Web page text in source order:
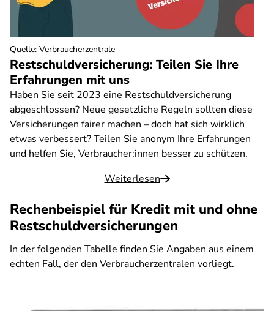
Restschuldversicherung: Teilen Sie Ihre
Erfahrungen mit uns
Haben Sie seit 2023 eine Restschuldversicherung
abgeschlossen? Neue gesetzliche Regeln sollten diese
Versicherungen fairer machen – doch hat sich wirklich
etwas verbessert? Teilen Sie anonym Ihre Erfahrungen
und helfen Sie, Verbraucher:innen besser zu schützen.
Weiterlesen
Quelle: Verbraucherzentrale
Rechenbeispiel für Kredit mit und ohne
Restschuldversicherungen
In der folgenden Tabelle finden Sie Angaben aus einem
echten Fall, der den Verbraucherzentralen vorliegt.